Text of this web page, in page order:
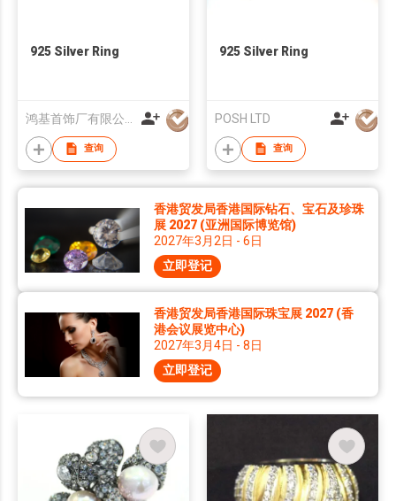
925 Silver Ring
查询
925 Silver Ring
POSH LTD
查询
香港贸发局香港国际钻石、宝石及珍珠
展 2027 (亚洲国际博览馆)
2027年3月2日 - 6日
立即登记
香港贸发局香港国际珠宝展 2027 (香
港会议展览中心)
2027年3月4日 - 8日
立即登记